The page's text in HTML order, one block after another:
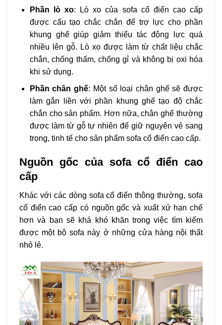
Phần lò xo: Lò xo của sofa cổ điển cao cấp
được cấu tạo chắc chắn để trợ lực cho phần
khung ghế giúp giảm thiểu tác động lực quá
nhiều lên gỗ. Lò xo được làm từ chất liệu chắc
chắn, chống thấm, chống gỉ và không bị oxi hóa
khi sử dụng.
Phần chân ghế: Một số loại chân ghế sẽ được
làm gắn liền với phần khung ghế tạo độ chắc
chắn cho sản phẩm. Hơn nữa, chân ghế thường
được làm từ gỗ tự nhiên để giữ nguyên vẻ sang
trọng, tinh tế cho sản phẩm sofa cổ điển cao cấp.
Nguồn gốc của sofa cổ điển cao
cấp
Khác với các dòng sofa cổ điển thông thường, sofa
cổ điển cao cấp có nguồn gốc và xuất xứ hạn chế
hơn và bạn sẽ khá khó khăn trong việc tìm kiếm
được một bộ sofa này ở những cửa hàng nội thất
nhỏ lẻ.